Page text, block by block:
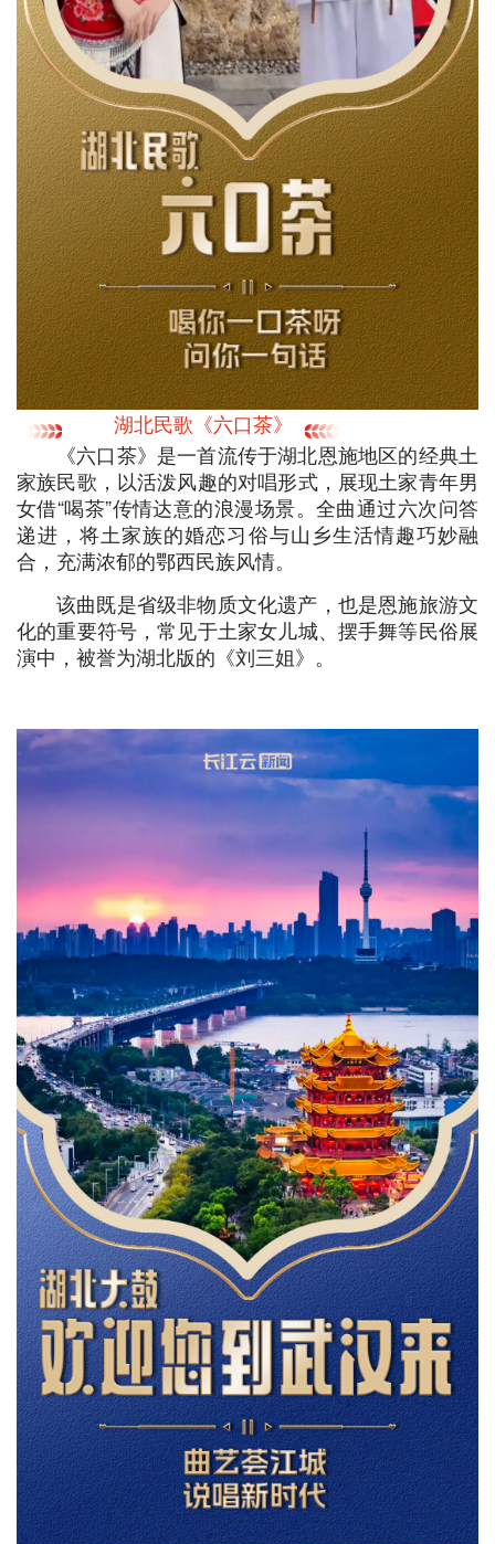
湖北民歌《六口茶》
《六口茶》是一首流传于湖北恩施地区的经典土
家族民歌，以活泼风趣的对唱形式，展现土家青年男
女借“喝茶”传情达意的浪漫场景。全曲通过六次问答
递进，将土家族的婚恋习俗与山乡生活情趣巧妙融
合，充满浓郁的鄂西民族风情。
该曲既是省级非物质文化遗产，也是恩施旅游文
化的重要符号，常见于土家女儿城、摆手舞等民俗展
演中，被誉为湖北版的《刘三姐》。